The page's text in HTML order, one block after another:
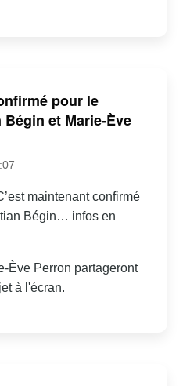
pour le
et Marie-Ève
maintenant confirmé
Bégin… infos en
Ève Perron partageront
à l'écran.